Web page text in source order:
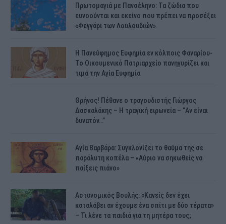
Πρωτομαγιά με Πανσέληνο: Τα ζώδια που
ευνοούνται και εκείνο που πρέπει να προσέξει
«Φεγγάρι των Λουλουδιών»
H Πανεύφημος Ευφημία εν κόλποις Φαναρίου-
Το Οικουμενικό Πατριαρχείο πανηγυρίζει και
τιμά την Αγία Ευφημία
Θρήνος! Πέθανε ο τραγουδιστής Γιώργος
Δασκαλάκης – Η τραγική ειρωνεία – “Αν είναι
δυνατόν…”
Αγία Βαρβάρα: Συγκλονίζει το θαύμα της σε
παράλυτη κοπέλα – «Αύριο να σηκωθείς να
παίξεις πιάνο»
Αστυνομικός Bουλής: «Κανείς δεν έχει
καταλάβει αν έχουμε ένα σπίτι με δύο τέρατα»
– Τι λένε τα παιδιά για τη μητέρα τους;